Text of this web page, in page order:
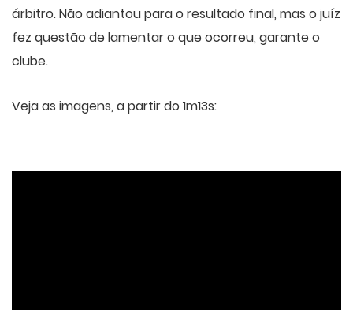
árbitro. Não adiantou para o resultado final, mas o juíz
fez questão de lamentar o que ocorreu, garante o
clube.
Veja as imagens, a partir do 1m13s: